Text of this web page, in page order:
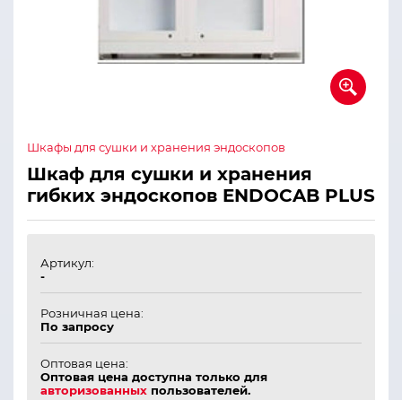
Шкафы для сушки и хранения эндоскопов
Шкаф для сушки и хранения
гибких эндоскопов ENDOCAB PLUS
Артикул:
-
Розничная цена:
По запросу
Оптовая цена:
Оптовая цена доступна только для
авторизованных пользователей.